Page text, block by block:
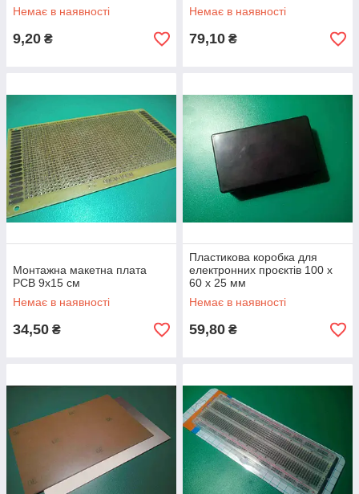
Немає в наявності
9,20 ₴
Немає в наявності
79,10 ₴
Монтажна макетна плата
PCB 9x15 см
Немає в наявності
34,50 ₴
Пластикова коробка для
електронних проєктів 100 х
60 х 25 мм
Немає в наявності
59,80 ₴